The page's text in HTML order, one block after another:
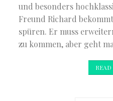
und besonders
Freund Richard
spüren. Er muss
zu kommen, aber geht
READ